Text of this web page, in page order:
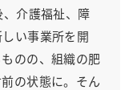
介護福祉、障
い事業所を開
のの、組織の肥
の状態に。そん